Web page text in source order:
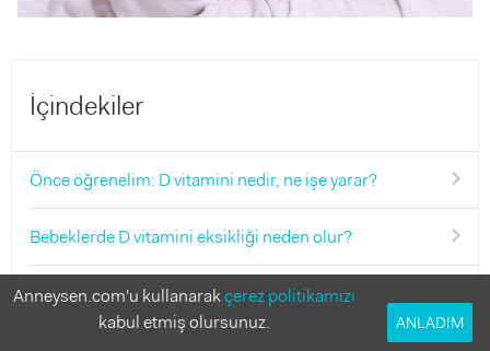
İçindekiler
Önce öğrenelim: D vitamini nedir, ne işe yarar?
Bebeklerde D vitamini eksikliği neden olur?
Bebeklerde D vitamini eksikliği belirtileri nelerdir?
Anneysen.com'u kullanarakçerez politikamızı
kabul etmiş olursunuz.
ANLADIM